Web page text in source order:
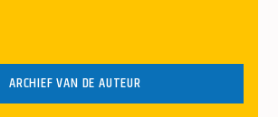
ARCHIEF VAN DE AUTEUR